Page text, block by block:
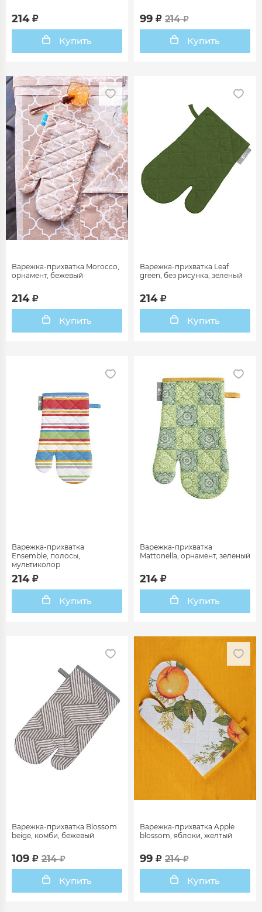
214
Купить
99
214
Купить
Варежка-прихватка Morocco,
орнамент, бежевый
214
Купить
Варежка-прихватка Leaf
green, без рисунка, зеленый
214
Купить
Варежка-прихватка
Ensemble, полосы,
мультиколор
214
Купить
Варежка-прихватка
Mattonella, орнамент, зеленый
214
Купить
Варежка-прихватка Blossom
beige, комби, бежевый
109
214
Купить
Варежка-прихватка Apple
blossom, яблоки, желтый
99
214
Купить